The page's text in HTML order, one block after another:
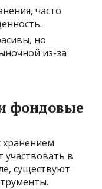
часто
но
из-за
фондовые
хранением
участвовать в
существуют